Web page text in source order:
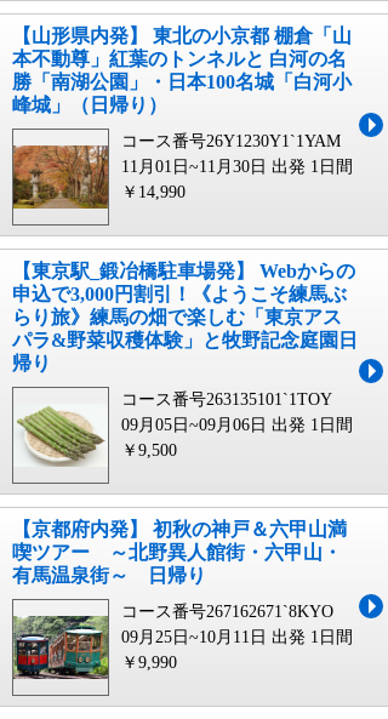
【山形県内発】 東北の小京都 棚倉「山
本不動尊」紅葉のトンネルと 白河の名
勝「南湖公園」・日本100名城「白河小
峰城」（日帰り）
コース番号26Y1230Y1`1YAM
11月01日~11月30日 出発 1日間
￥14,990
【東京駅_鍛冶橋駐車場発】 Webからの
申込で3,000円割引！《ようこそ練馬ぶ
らり旅》練馬の畑で楽しむ「東京アス
パラ&野菜収穫体験」と牧野記念庭園日
帰り
コース番号263135101`1TOY
09月05日~09月06日 出発 1日間
￥9,500
【京都府内発】 初秋の神戸＆六甲山満
喫ツアー ～北野異人館街・六甲山・
有馬温泉街～ 日帰り
コース番号267162671`8KYO
09月25日~10月11日 出発 1日間
￥9,990